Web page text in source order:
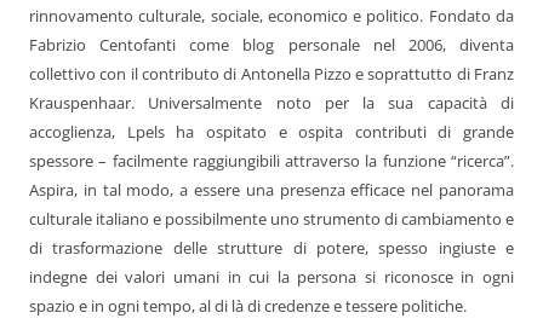
rinnovamento culturale, sociale, economico e politico. Fondato da
Fabrizio Centofanti come blog personale nel 2006, diventa
collettivo con il contributo di Antonella Pizzo e soprattutto di Franz
Krauspenhaar. Universalmente noto per la sua capacità di
accoglienza, Lpels ha ospitato e ospita contributi di grande
spessore – facilmente raggiungibili attraverso la funzione “ricerca”.
Aspira, in tal modo, a essere una presenza efficace nel panorama
culturale italiano e possibilmente uno strumento di cambiamento e
di trasformazione delle strutture di potere, spesso ingiuste e
indegne dei valori umani in cui la persona si riconosce in ogni
spazio e in ogni tempo, al di là di credenze e tessere politiche.